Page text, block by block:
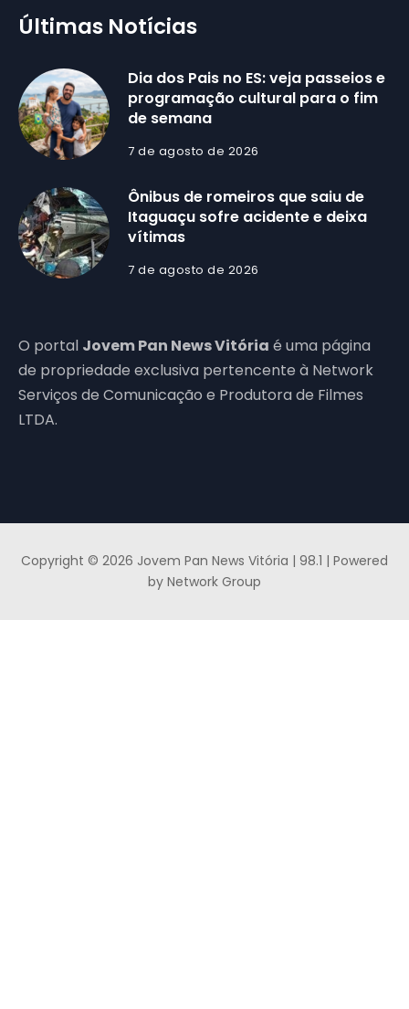
Últimas Notícias
Dia dos Pais no ES: veja passeios e
programação cultural para o fim
de semana
7 de agosto de 2026
Ônibus de romeiros que saiu de
Itaguaçu sofre acidente e deixa
vítimas
7 de agosto de 2026
O portal Jovem Pan News Vitória é uma página
de propriedade exclusiva pertencente à Network
Serviços de Comunicação e Produtora de Filmes
LTDA.
Copyright © 2026 Jovem Pan News Vitória | 98.1 | Powered
by Network Group